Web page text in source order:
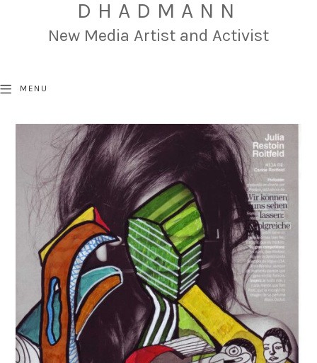
DHADMANN
New Media Artist and Activist
MENU